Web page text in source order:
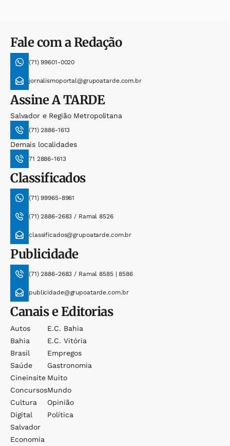
Fale com a Redação
(71) 99601-0020
jornalismoportal@grupoatarde.com.br
AssineA TARDE
Salvador e Região Metropolitana
(71) 2886-1613
Demais localidades
71 2886-1613
Classificados
(71) 99965-8961
(71) 2886-2683 / Ramal 8526
classificados@grupoatarde.com.br
Publicidade
(71) 2886-2683 / Ramal 8585 | 8586
publicidade@grupoatarde.com.br
Canais e Editorias
Autos
Bahia
Brasil
Saúde
Cineinsite
Concursos
Cultura
Digital
Salvador
Economia
E.c. Bahia
E.c. Vitória
Empregos
Gastronomia
Muito
Mundo
Opinião
Política